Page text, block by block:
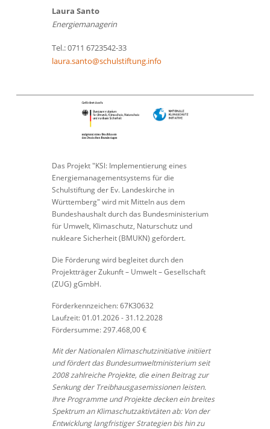
Laura Santo
Energiemanagerin
Tel.: 0711 6723542-33
laura.santo@schulstiftung.info
Das Projekt "KSl: Implementierung eines
Energiemanagementsystems für die
Schulstiftung der Ev. Landeskirche in
Württemberg" wird mit Mitteln aus dem
Bundeshaushalt durch das Bundesministerium
für Umwelt, Klimaschutz, Naturschutz und
nukleare Sicherheit (BMUKN) gefördert.
Die Förderung wird begleitet durch den
Projektträger Zukunft – Umwelt – Gesellschaft
(ZUG) gGmbH.
Förderkennzeichen: 67K30632
Laufzeit: 01.01.2026 - 31.12.2028
Fördersumme: 297.468,00 €
Mit der Nationalen Klimaschutzinitiative initiiert
und fördert das Bundesumweltministerium seit
2008 zahlreiche Projekte, die einen Beitrag zur
Senkung der Treibhausgasemissionen leisten.
Ihre Programme und Projekte decken ein breites
Spektrum an Klimaschutzaktivtäten ab: Von der
Entwicklung langfristiger Strategien bis hin zu